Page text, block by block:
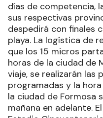
días de competencia,
sus respectivas
despedirá con finales
playa. La logística de
que los 15 micros
horas de la ciudad de
viaje, se realizarán las
programadas y la
la ciudad de Formosa
mañana en adelante.